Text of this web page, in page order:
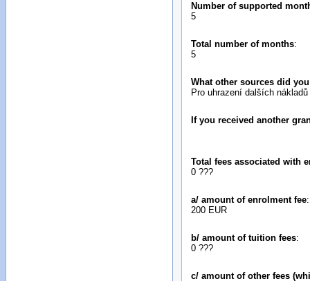
Number of supported
5
Total number of months:
5
What other sources did
Pro uhrazení dalších
If you received another
Total fees associated with
0 ???
a/ amount of enrolment fee:
200 EUR
b/ amount of tuition fees:
0 ???
c/ amount of other fees